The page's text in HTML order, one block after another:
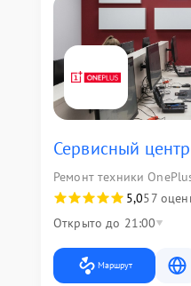
Сервисный
Ремонт техники
5,057
Открыто до 21:00
Маршрут